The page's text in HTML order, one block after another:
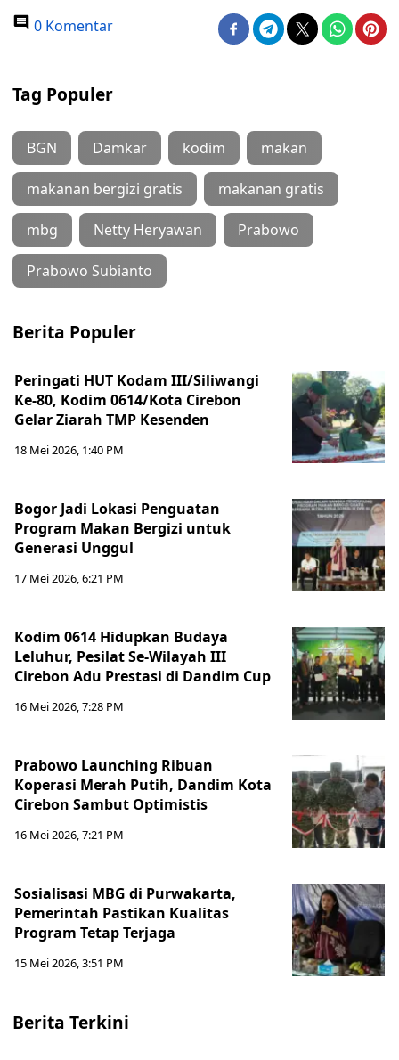
0 Komentar
Tag Populer
BGN Damkar kodim makan
makanan bergizi gratis makanan gratis
mbg Netty Heryawan Prabowo
Prabowo Subianto
Berita Populer
Peringati HUT Kodam III/Siliwangi
Ke-80, Kodim 0614/Kota Cirebon
Gelar Ziarah TMP Kesenden
18 Mei 2026, 1:40 PM
Bogor Jadi Lokasi Penguatan
Program Makan Bergizi untuk
Generasi Unggul
17 Mei 2026, 6:21 PM
Kodim 0614 Hidupkan Budaya
Leluhur, Pesilat Se-Wilayah III
Cirebon Adu Prestasi di Dandim Cup
16 Mei 2026, 7:28 PM
Prabowo Launching Ribuan
Koperasi Merah Putih, Dandim Kota
Cirebon Sambut Optimistis
16 Mei 2026, 7:21 PM
Sosialisasi MBG di Purwakarta,
Pemerintah Pastikan Kualitas
Program Tetap Terjaga
15 Mei 2026, 3:51 PM
Berita Terkini